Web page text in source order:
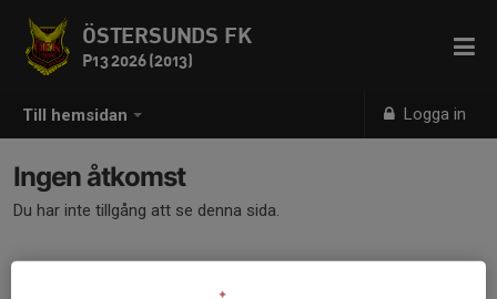
Till hemsidan Logga in
ÖSTERSUNDS FK
P13 2026 (2013)
Ingen åtkomst
Du har inte tillgång att se denna sida.